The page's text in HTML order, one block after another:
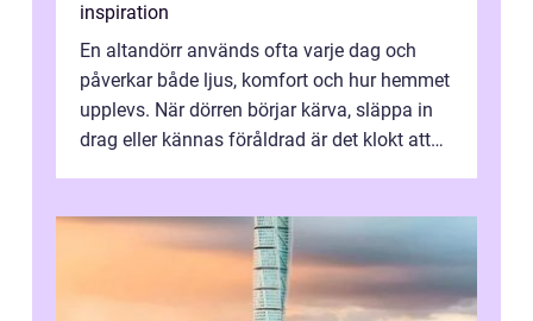
inspiration
En altandörr används ofta varje dag och
påverkar både ljus, komfort och hur hemmet
upplevs. När dörren börjar kärva, släppa in
drag eller kännas föråldrad är det klokt att